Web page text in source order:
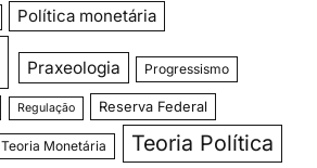
Política monetária
Praxeologia Progressismo
Regulação Reserva Federal
Teoria Monetária Teoria Política